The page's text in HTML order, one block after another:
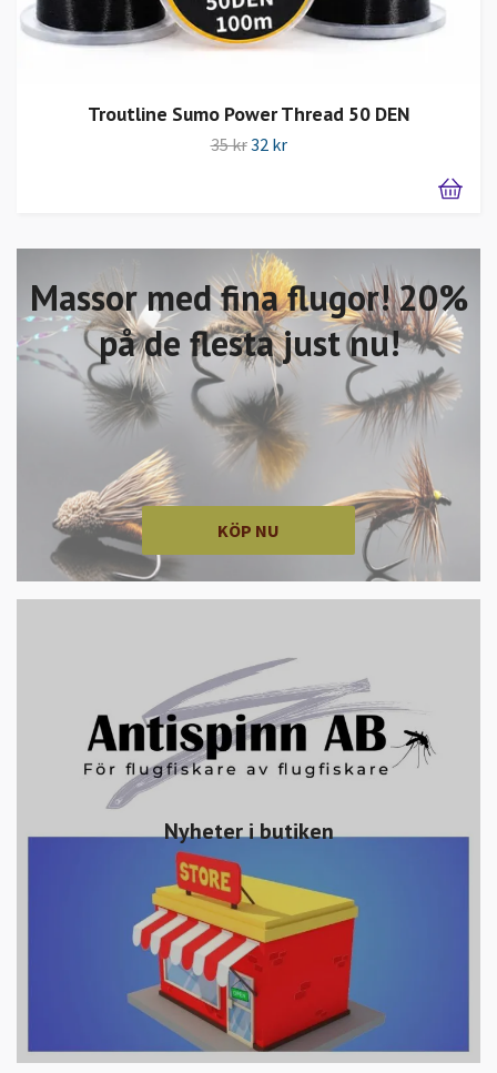
Massor med fina flugor! 20%
på de flesta just nu!
KÖP NU
Nyheter i butiken
Troutline Sumo Power Thread 50 DEN
35 kr32 kr